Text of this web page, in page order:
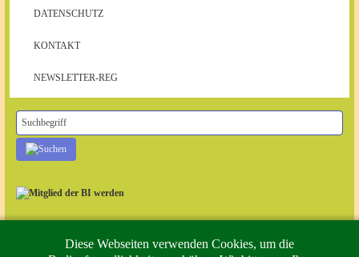
DATENSCHUTZ
KONTAKT
NEWSLETTER-REG
Diese Webseiten verwenden Cookies, um die